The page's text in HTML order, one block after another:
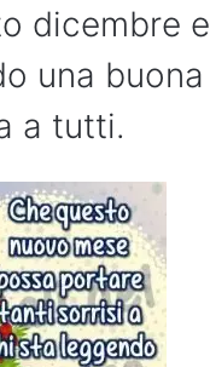
dicembre e
una buona
a tutti.